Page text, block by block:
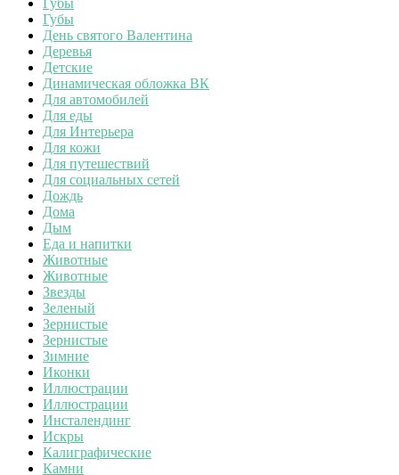
Губы
День святого Валентина
Деревья
Детские
Динамическая обложка ВК
Для автомобилей
Для еды
Для Интерьера
Для кожи
Для путешествий
Для социальных сетей
Дождь
Дома
Дым
Еда и напитки
Животные
Животные
Звезды
Зеленый
Зернистые
Зернистые
Зимние
Иконки
Иллюстрации
Иллюстрации
Инсталендинг
Искры
Калиграфические
Камни